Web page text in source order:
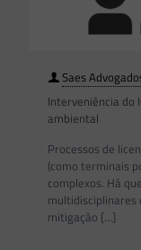
Saes
Interveniência do
ambiental
Processos de
(como terminais
complexos. Há
multidisciplinares
mitigação […]